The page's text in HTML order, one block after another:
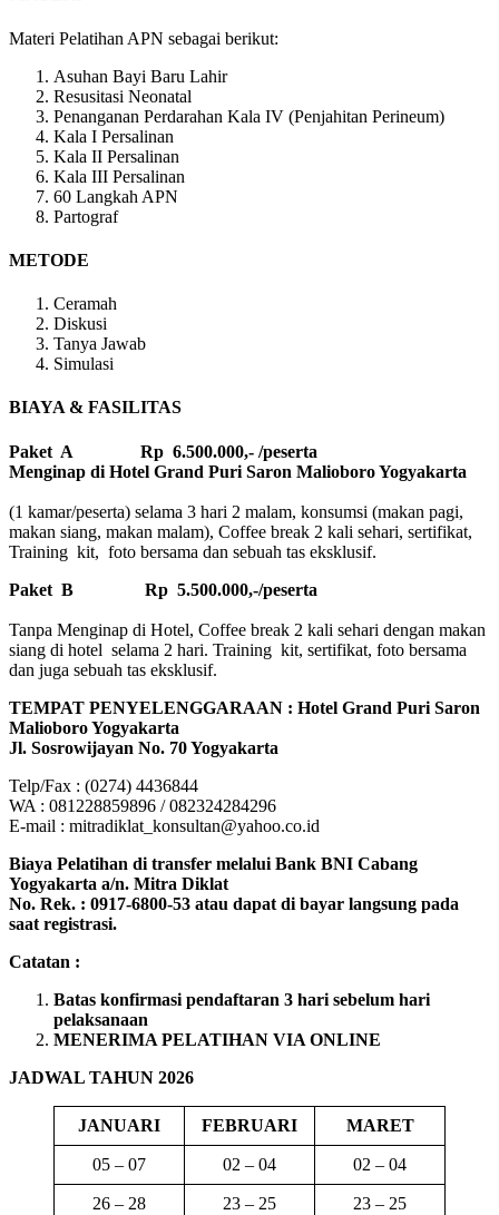
Materi Pelatihan APN sebagai berikut:
Asuhan Bayi Baru Lahir
Resusitasi Neonatal
Penanganan Perdarahan Kala IV (Penjahitan Perineum)
Kala I Persalinan
Kala II Persalinan
Kala III Persalinan
60 Langkah APN
Partograf
METODE
Ceramah
Diskusi
Tanya Jawab
Simulasi
BIAYA & FASILITAS
Paket A Rp 6.500.000,- /peserta
Menginap di Hotel Grand Puri Saron Malioboro Yogyakarta
(1 kamar/peserta) selama 3 hari 2 malam, konsumsi (makan pagi,
makan siang, makan malam), Coffee break 2 kali sehari, sertifikat,
Training kit, foto bersama dan sebuah tas eksklusif.
Paket B
Rp 5.500.000,-/peserta
Tanpa Menginap di Hotel, Coffee break 2 kali sehari dengan makan
siang di hotel selama 2 hari. Training kit, sertifikat, foto bersama
dan juga sebuah tas eksklusif.
TEMPAT PENYELENGGARAAN : Hotel Grand Puri Saron
Malioboro Yogyakarta
Jl. Sosrowijayan No. 70 Yogyakarta
Telp/Fax : (0274) 4436844
WA : 081228859896 / 082324284296
E-mail : mitradiklat_konsultan@yahoo.co.id
Biaya Pelatihan di transfer melalui Bank BNI Cabang
Yogyakarta a/n. Mitra Diklat
No. Rek. : 0917-6800-53 atau dapat di bayar langsung pada
saat registrasi.
Catatan :
Batas konfirmasi pendaftaran 3 hari sebelum hari
pelaksanaan
MENERIMA PELATIHAN VIA ONLINE
JADWAL TAHUN 2026
JANUARI FEBRUARI MARET
05 – 07 02 – 04 02 – 04
26 – 28 23 – 25 23 – 25